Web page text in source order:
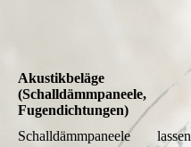
Akustikbeläge
(Schalldämmpaneele,
Fugendichtungen)
Schalldämmpaneele lassen